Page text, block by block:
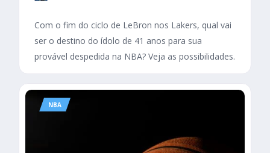
Com o fim do ciclo de LeBron nos Lakers, qual vai
ser o destino do ídolo de 41 anos para sua
provável despedida na NBA? Veja as possibilidades.
NBA